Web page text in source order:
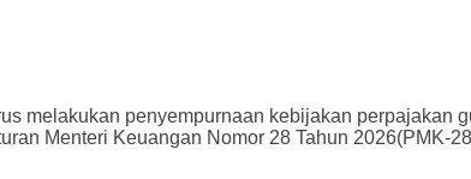
melakukan penyempurnaan kebijakan perpajakan
Menteri Keuangan Nomor 28 Tahun